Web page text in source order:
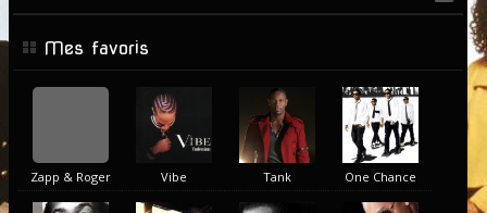
Mes favoris
Zapp & Roger Vibe Tank One Chance